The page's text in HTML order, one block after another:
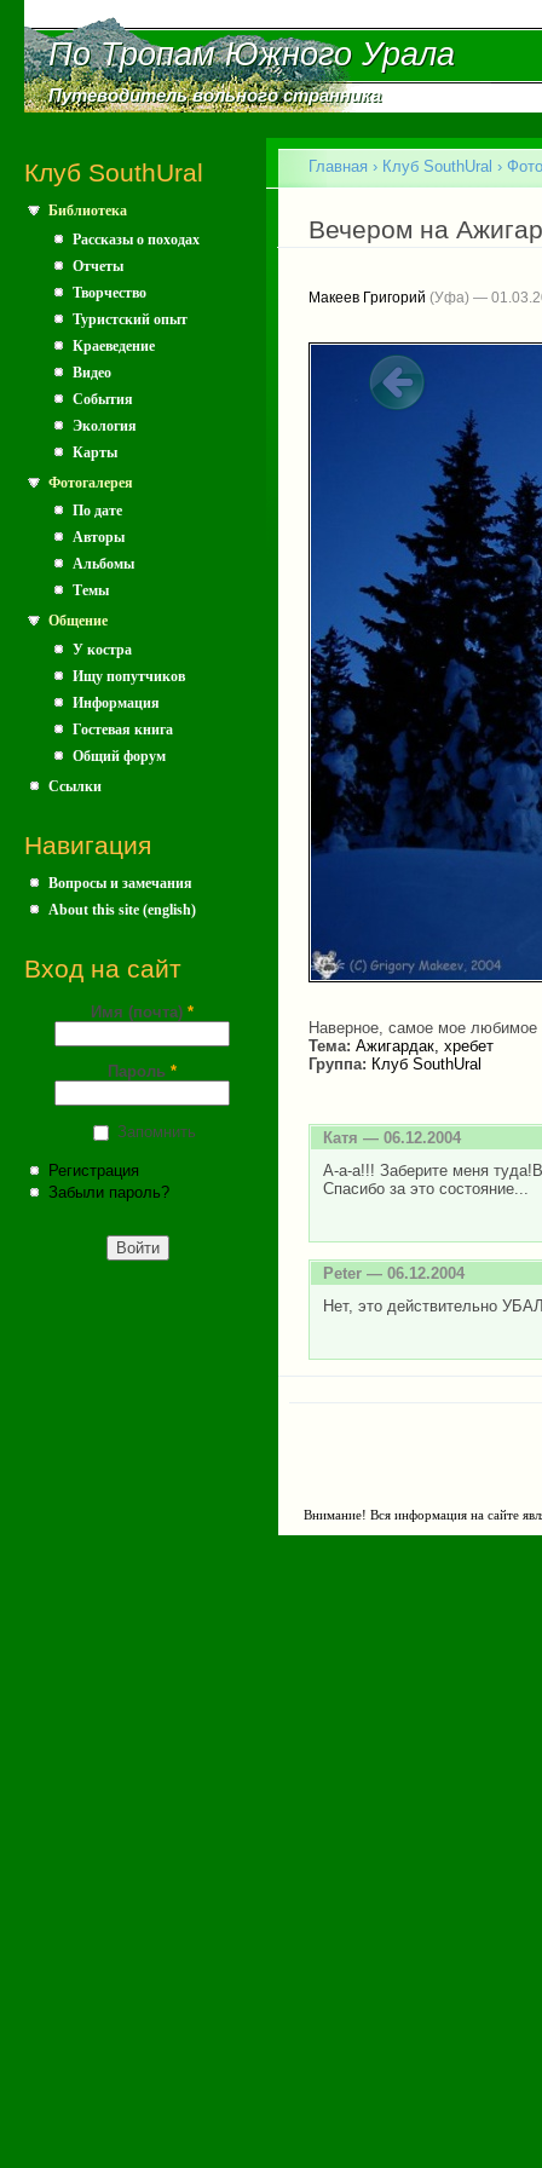
По Тропам Южного Урала
По Тропам Южного Урала
Путеводитель вольного странника
Путеводитель вольного странника
Клуб SouthUral
Библиотека
Рассказы о походах
Отчеты
Творчество
Туристский опыт
Краеведение
Видео
События
Экология
Карты
Фотогалерея
По дате
Авторы
Альбомы
Темы
Общение
У костра
Ищу попутчиков
Информация
Гостевая книга
Общий форум
Ссылки
Навигация
Вопросы и замечания
About this site (english)
Вход на сайт
Имя (почта) *
Пароль *
Запомнить
Регистрация
Забыли пароль?
Вы здесь
Главная › Клуб SouthUral ›
Вечером на
Макеев Григорий (Уфа) —
Наверное, самое мое любимое
Тема: Ажигардак, хребет
Группа: Клуб SouthUral
Катя — 06.12.2004
А-а-а!!! Заберите меня
Спасибо за это состояние...
Peter — 06.12.2004
Нет, это действительно
Внимание! Вся информация на сайте